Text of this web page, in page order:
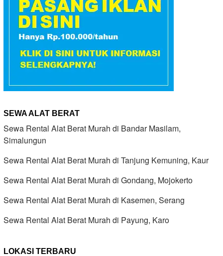
SEWA ALAT BERAT
Sewa Rental Alat Berat Murah di Bandar Masilam,
Simalungun
Sewa Rental Alat Berat Murah di Tanjung Kemuning, Kaur
Sewa Rental Alat Berat Murah di Gondang, Mojokerto
Sewa Rental Alat Berat Murah di Kasemen, Serang
Sewa Rental Alat Berat Murah di Payung, Karo
LOKASI TERBARU